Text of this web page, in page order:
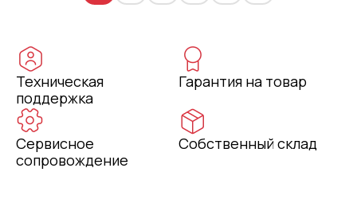
Техническая
поддержка
Гарантия на товар
Сервисное
сопровождение
Собственный склад